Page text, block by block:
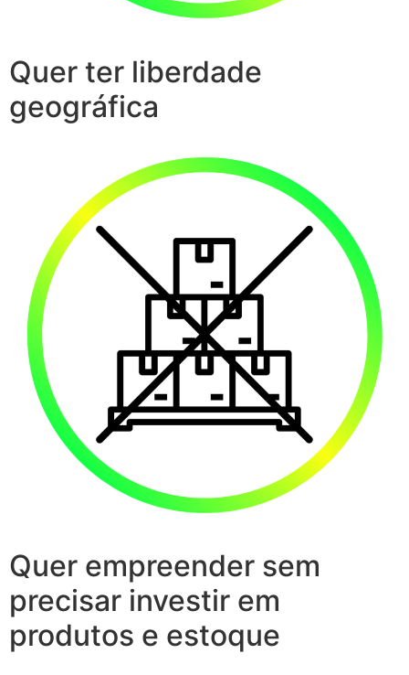
Quer ter liberdade
geográfica
Quer empreender sem
precisar investir em
produtos e estoque